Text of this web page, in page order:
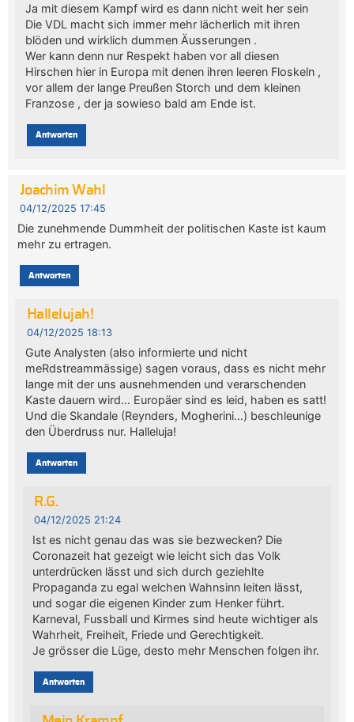
Ja mit diesem Kampf wird es dann nicht weit her sein
Die VDL macht sich immer mehr lächerlich mit ihren
blöden und wirklich dummen Äusserungen .
Wer kann denn nur Respekt haben vor all diesen
Hirschen hier in Europa mit denen ihren leeren Floskeln ,
vor allem der lange Preußen Storch und dem kleinen
Franzose , der ja sowieso bald am Ende ist.
Antworten
Joachim Wahl
04/12/2025 17:45
Die zunehmende Dummheit der politischen Kaste ist kaum
mehr zu ertragen.
Antworten
Hallelujah!
04/12/2025 18:13
Gute Analysten (also informierte und nicht
meRdstreammässige) sagen voraus, dass es nicht mehr
lange mit der uns ausnehmenden und verarschenden
Kaste dauern wird… Europäer sind es leid, haben es satt!
Und die Skandale (Reynders, Mogherini…) beschleunige
den Überdruss nur. Halleluja!
Antworten
R.G.
04/12/2025 21:24
Ist es nicht genau das was sie bezwecken? Die
Coronazeit hat gezeigt wie leicht sich das Volk
unterdrücken lässt und sich durch geziehlte
Propaganda zu egal welchen Wahnsinn leiten lässt,
und sogar die eigenen Kinder zum Henker führt.
Karneval, Fussball und Kirmes sind heute wichtiger als
Wahrheit, Freiheit, Friede und Gerechtigkeit.
Je grösser die Lüge, desto mehr Menschen folgen ihr.
Antworten